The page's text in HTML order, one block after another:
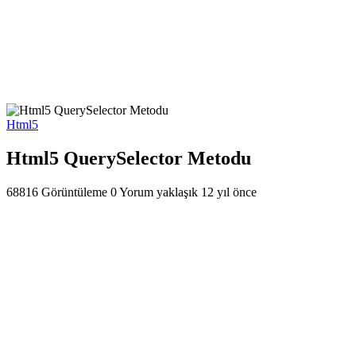
Html5
Html5 QuerySelector Metodu
68816 Görüntüleme 0 Yorum yaklaşık 12 yıl önce